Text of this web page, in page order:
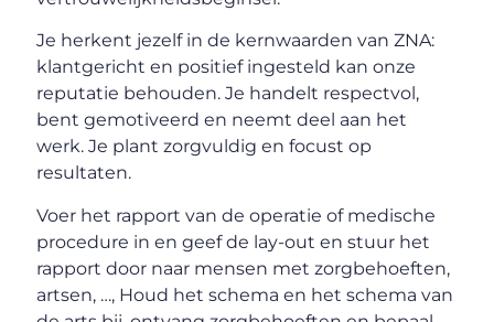
Je herkent jezelf in de kernwaarden van ZNA:
klantgericht en positief ingesteld kan onze
reputatie behouden. Je handelt respectvol,
bent gemotiveerd en neemt deel aan het
werk. Je plant zorgvuldig en focust op
resultaten.
Voer het rapport van de operatie of medische
procedure in en geef de lay-out en stuur het
rapport door naar mensen met zorgbehoeften,
artsen, …, Houd het schema en het schema van